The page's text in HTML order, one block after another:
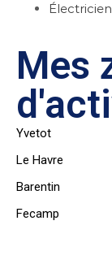
Mes
Yvetot
Le Havre
Barentin
Fecamp